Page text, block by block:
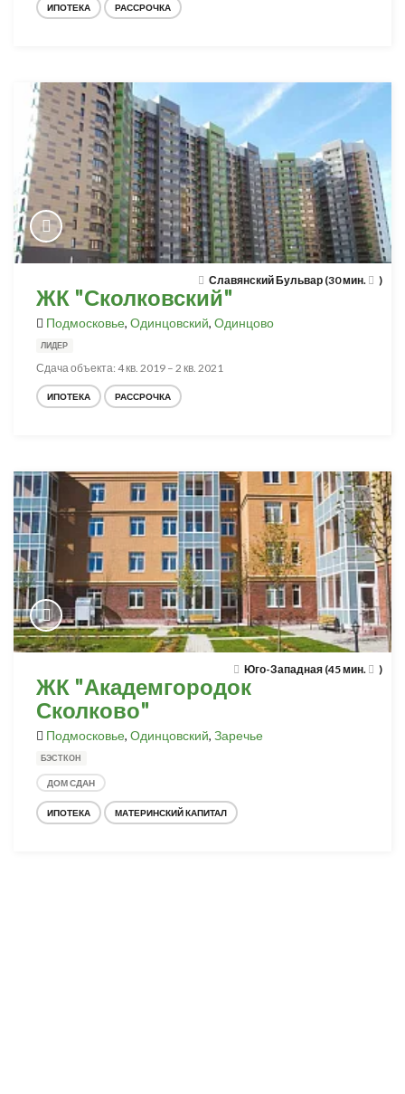
ИПОТЕКА РАССРОЧКА
Славянский Бульвар (30 мин. )
ЖК "Сколковский"
Подмосковье, Одинцовский, Одинцово
ЛИДЕР
Сдача объекта: 4 кв. 2019 – 2 кв. 2021
ИПОТЕКА РАССРОЧКА
Юго-Западная (45 мин. )
ЖК "Академгородок
Сколково"
Подмосковье, Одинцовский, Заречье
БЭСТКОН
ДОМ СДАН
ИПОТЕКА МАТЕРИНСКИЙ КАПИТАЛ